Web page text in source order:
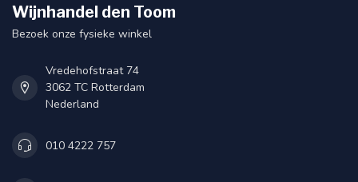
Wijnhandel den Toom
Bezoek onze fysieke winkel
Vredehofstraat 74
3062 TC Rotterdam
Nederland
010 4222 757